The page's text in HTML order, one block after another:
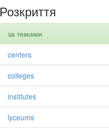
Розкриття
за темами
centers
colleges
institutes
lyceums